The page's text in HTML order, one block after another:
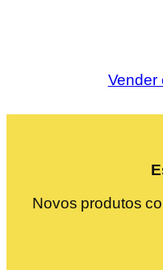
Vender
Novos produtos